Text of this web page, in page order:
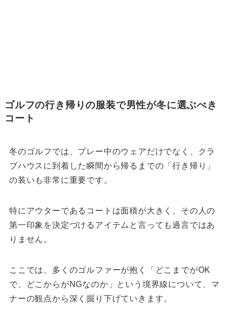
ゴルフの行き帰りの服装で男性が冬に選ぶべき
コート
冬のゴルフでは、プレー中のウェアだけでなく、クラ
ブハウスに到着した瞬間から帰るまでの「行き帰り」
の装いも非常に重要です。
特にアウターであるコートは面積が大きく、その人の
第一印象を決定づけるアイテムと言っても過言ではあ
りません。
ここでは、多くのゴルファーが抱く「どこまでがOK
で、どこからがNGなのか」という境界線について、マ
ナーの観点から深く掘り下げていきます。